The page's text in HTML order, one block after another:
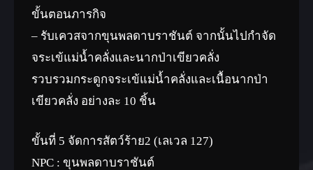
ขั้นตอนภารกิจ
– รับเควสจากขุนพลดาบราชันต์ จากนั้นไปกำจัด
จระเข้แม่น้ำคลั่งและนากป่าเขียวคลั่ง
รวบรวมกระดูกจระเข้แม่น้ำคลั่งและเนื้อนากป่า
เขียวคลั่ง อย่างละ 10 ชิ้น
ขั้นที่ 5 จัดการสัตว์ร้าย2 (เลเวล 127)
NPC : ขุนพลดาบราชันต์